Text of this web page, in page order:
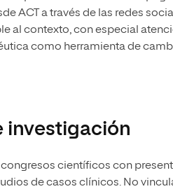
ACT a través de las redes
al contexto, con especial
como herramienta de
investigación
científicos con
de casos clínicos. No